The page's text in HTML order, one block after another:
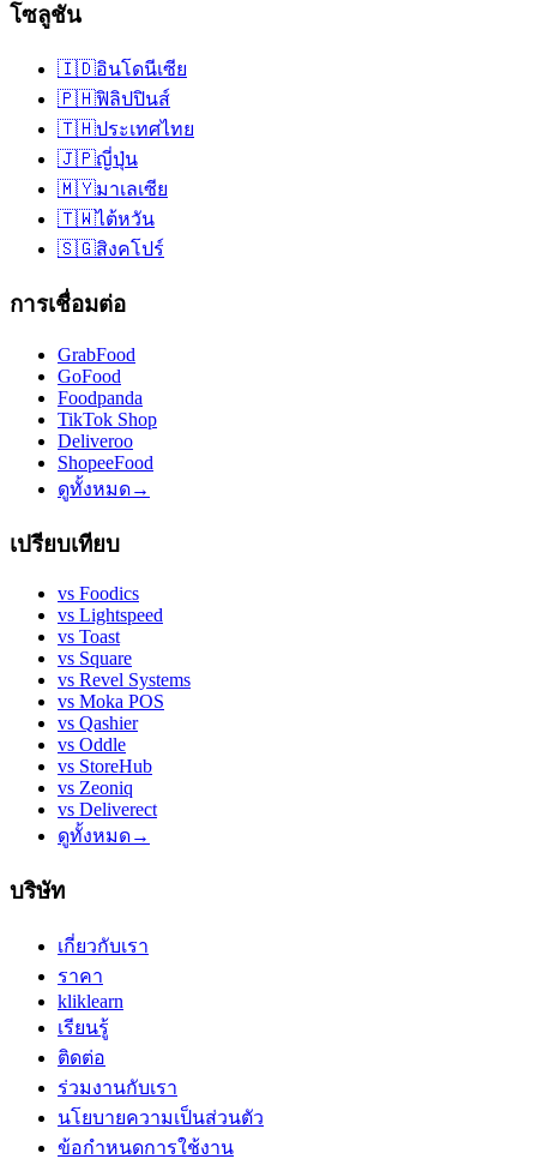
โซลูชัน
🇮🇩อินโดนีเซีย
🇵🇭ฟิลิปปินส์
🇹🇭ประเทศไทย
🇯🇵ญี่ปุ่น
🇲🇾มาเลเซีย
🇹🇼ไต้หวัน
🇸🇬สิงคโปร์
การเชื่อมต่อ
GrabFood
GoFood
Foodpanda
TikTok Shop
Deliveroo
ShopeeFood
ดูทั้งหมด→
เปรียบเทียบ
vs Foodics
vs Lightspeed
vs Toast
vs Square
vs Revel Systems
vs Moka POS
vs Qashier
vs Oddle
vs StoreHub
vs Zeoniq
vs Deliverect
ดูทั้งหมด→
บริษัท
เกี่ยวกับเรา
ราคา
kliklearn
เรียนรู้
ติดต่อ
ร่วมงานกับเรา
นโยบายความเป็นส่วนตัว
ข้อกำหนดการใช้งาน